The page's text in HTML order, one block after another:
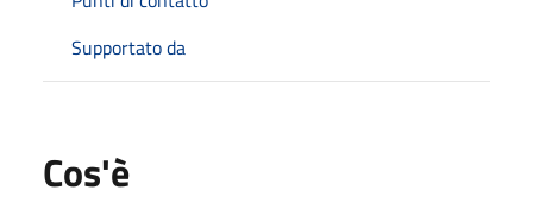
Supportato da
Cos'è